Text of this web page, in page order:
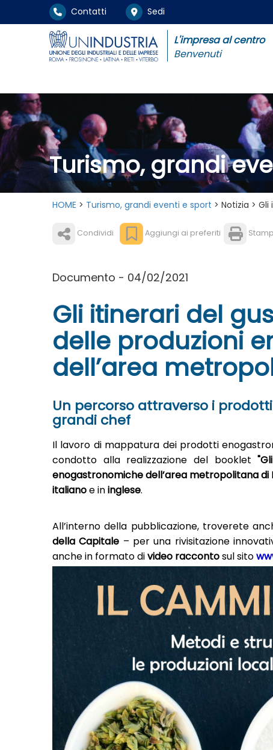
Contatti Sedi
L'impresa al centro
Benvenuti
Turismo, grandi
HOME > Turismo, grandi eventi e sport > Notizia >
Condividi Aggiungi ai preferiti
Documento - 04/02/2021
Gli itinerari del
delle produzioni
dell’area
Un percorso attraverso i
grandi chef
Il lavoro di mappatura dei prodotti
condotto alla realizzazione del booklet
enogastronomiche dell’area metropolitana di
italianoe ininglese.
All’interno della pubblicazione, troverete
della Capitale – per una rivisitazione
anche in formato divideo raccontosul sito